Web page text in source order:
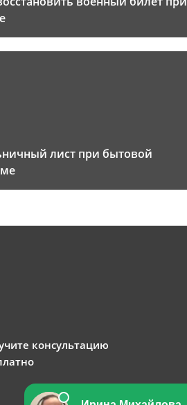
лист при бытовой
консультацию